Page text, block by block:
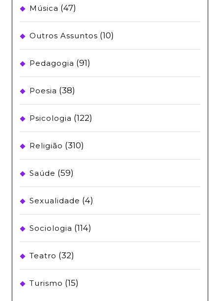
Música (47)
Outros Assuntos (10)
Pedagogia (91)
Poesia (38)
Psicologia (122)
Religião (310)
Saúde (59)
Sexualidade (4)
Sociologia (114)
Teatro (32)
Turismo (15)